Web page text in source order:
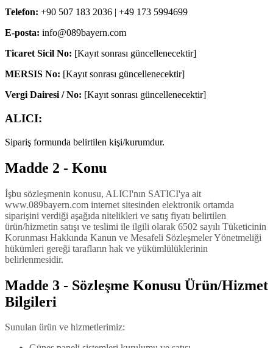
Telefon: +90 507 183 2036 | +49 173 5994699
E-posta: info@089bayern.com
Ticaret Sicil No: [Kayıt sonrası güncellenecektir]
MERSIS No: [Kayıt sonrası güncellenecektir]
Vergi Dairesi / No: [Kayıt sonrası güncellenecektir]
ALICI:
Sipariş formunda belirtilen kişi/kurumdur.
Madde 2 - Konu
İşbu sözleşmenin konusu, ALICI'nın SATICI'ya ait
www.089bayern.com internet sitesinden elektronik ortamda
siparişini verdiği aşağıda nitelikleri ve satış fiyatı belirtilen
ürün/hizmetin satışı ve teslimi ile ilgili olarak 6502 sayılı Tüketicinin
Korunması Hakkında Kanun ve Mesafeli Sözleşmeler Yönetmeliği
hükümleri gereği tarafların hak ve yükümlülüklerinin
belirlenmesidir.
Madde 3 - Sözleşme Konusu Ürün/Hizmet
Bilgileri
Sunulan ürün ve hizmetlerimiz: